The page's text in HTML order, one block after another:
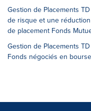
Gestion de Placements
de risque et une
de placement Fonds
Gestion de Placements
Fonds négociés en